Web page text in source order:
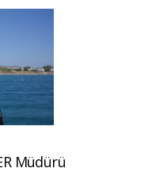
Müdürü